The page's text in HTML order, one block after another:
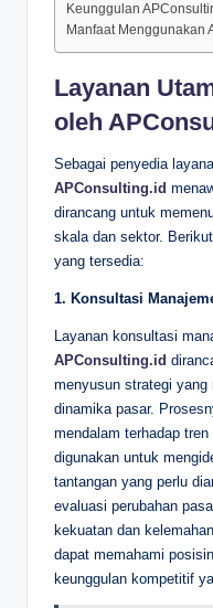
Keunggulan
Manfaat Menggunakan
Layanan
oleh
Sebagai penyedia
APConsulting.id
dirancang untuk
skala dan sektor.
yang tersedia:
1. Konsultasi
Layanan konsultasi
APConsulting.id
menyusun strategi
dinamika pasar.
mendalam terhadap
digunakan untuk
tantangan yang perlu
evaluasi perubahan
kekuatan dan
dapat memahami
keunggulan kompetitif